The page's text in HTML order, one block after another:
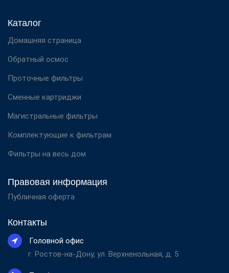
Каталог
Домашняя страница
Обратный осмос
Проточные фильтры
Сменные картриджи
Магистральные фильтры
Комплектующие к фильтрам
Фильтры на весь дом
Правовая информация
Публичная оферта
Контакты
Головной офис
г. Ростов-на-Дону, ул. Верхненольная, д. 5